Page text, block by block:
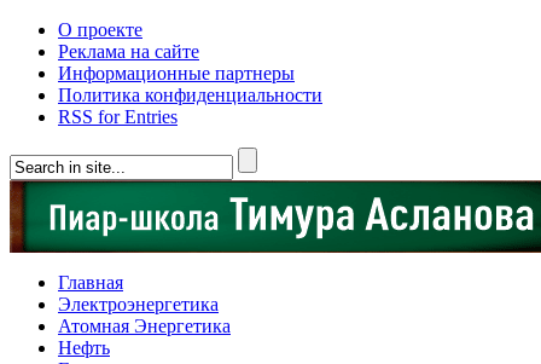
О проекте
Реклама на сайте
Информационные партнеры
Политика конфиденциальности
RSS for Entries
Главная
Электроэнергетика
Атомная Энергетика
Нефть